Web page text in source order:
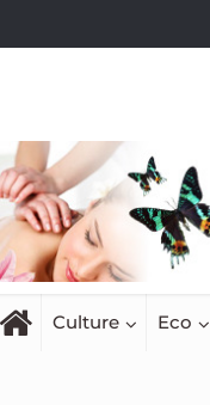
Culture Eco
Culture Musique